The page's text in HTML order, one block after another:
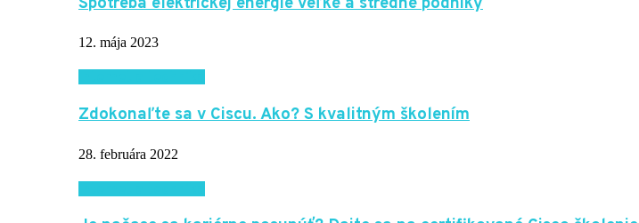
12. mája 2023
Zdokonaľte sa v Ciscu. Ako? S kvalitným školením
28. februára 2022